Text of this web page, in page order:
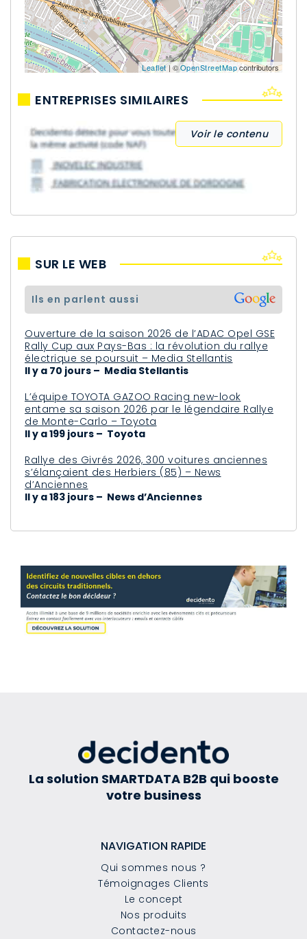
Leaflet| ©OpenStreetMapcontributors
ENTREPRISES SIMILAIRES
Voir le contenu
SUR LE WEB
ils en parlent aussi
Ouverture de la saison 2026 de l’ADAC Opel GSE
Rally Cup aux Pays-Bas : la révolution du rallye
électrique se poursuit – Media Stellantis
Il y a 70 jours – Media Stellantis
L’équipe TOYOTA GAZOO Racing new-look
entame sa saison 2026 par le légendaire Rallye
de Monte-Carlo – Toyota
Il y a 199 jours – Toyota
Rallye des Givrés 2026, 300 voitures anciennes
s’élançaient des Herbiers (85) – News
d’Anciennes
Il y a 183 jours – News d’Anciennes
La solution SMARTDATA B2B qui booste
votre business
NAVIGATION RAPIDE
Qui sommes nous ?
Témoignages Clients
Le concept
Nos produits
Contactez-nous